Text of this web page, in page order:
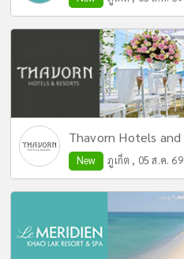
Thavorn Hotels
New ภูเก็ต , 05 ส.ค. 69